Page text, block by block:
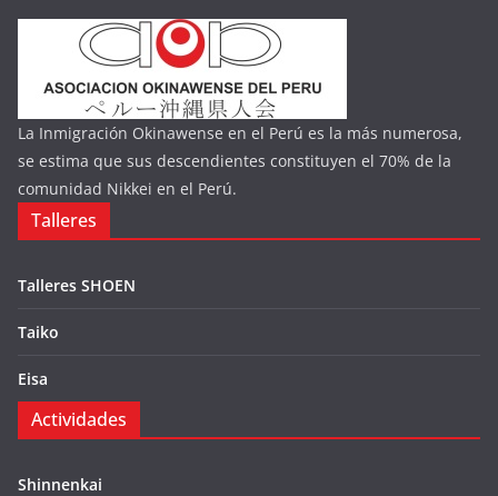
La Inmigración Okinawense en el Perú es la más numerosa,
se estima que sus descendientes constituyen el 70% de la
comunidad Nikkei en el Perú.
Talleres
Talleres SHOEN
Taiko
Eisa
Actividades
Shinnenkai